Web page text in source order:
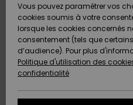
Snow
A
Découvrir
Snow
A
Découvrir
A
Découvrir
AIDE &
CONTACT
Quiksilver
Freedom
Protection
des
MAGASINS
QUIKSILVER
Vous pouvez paramétrer vos
cookies soumis à votre
lorsque les cookies concernés
consentement (tels que
d’audience). Pour plus
Politique d'utilisation des
confidentialité